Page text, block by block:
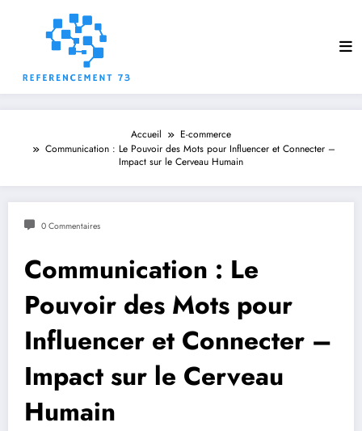
Accueil
E-commerce
Communication : Le Pouvoir des Mots pour Influencer et Connecter –
Impact sur le Cerveau Humain
0 Commentaires
Communication : Le
Pouvoir des Mots pour
Influencer et Connecter –
Impact sur le Cerveau
Humain